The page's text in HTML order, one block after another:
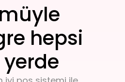
hepsi